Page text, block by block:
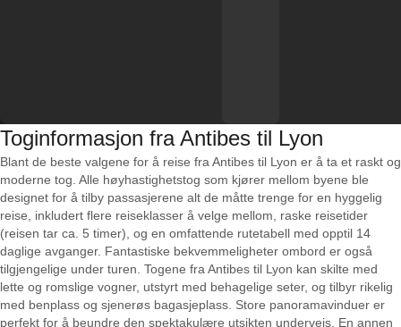
Toginformasjon fra Antibes til Lyon
Blant de beste valgene for å reise fra Antibes til Lyon er å ta et raskt og
moderne tog. Alle høyhastighetstog som kjører mellom byene ble
designet for å tilby passasjerene alt de måtte trenge for en hyggelig
reise, inkludert flere reiseklasser å velge mellom, raske reisetider
(reisen tar ca. 5 timer), og en omfattende rutetabell med opptil 14
daglige avganger. Fantastiske bekvemmeligheter ombord er også
tilgjengelige under turen. Togene fra Antibes til Lyon kan skilte med
lette og romslige vogner, utstyrt med behagelige seter, og tilbyr rikelig
med benplass og sjenerøs bagasjeplass. Store panoramavinduer er
perfekt for å beundre den spektakulære utsikten underveis. En annen